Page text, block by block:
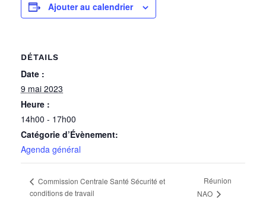
Ajouter au calendrier
DÉTAILS
Date :
9 mai 2023
Heure :
14h00 - 17h00
Catégorie d’Évènement:
Agenda général
Commission Centrale Santé Sécurité et
conditions de travail
Réunion
NAO